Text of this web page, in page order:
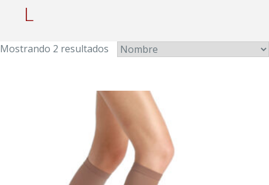
L
Mostrando 2 resultados